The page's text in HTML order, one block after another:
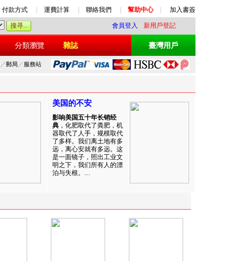
付款方式 運費計算 聯絡我們 幫助中心 加入書簽
會員登入 新用戶登記
分類瀏覽 雜誌 臺灣用戶
／郵局 ／ 服務站
美国的不安
影响美国五十年长销经
典 ，化肥取代了粪肥，机
器取代了人手，规模取代
了多样。我们离土地有多
远，离心安就有多远。这
是一面镜子，照出工业文
明之下，我们所有人的漂
泊与失根。...